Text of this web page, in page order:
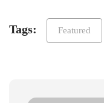
Tags: Featured